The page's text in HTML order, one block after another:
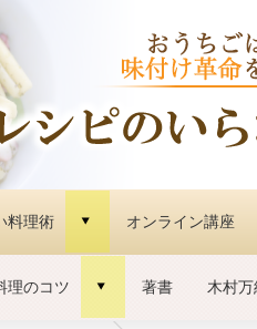
料理術 d オンライン講座
理のコツ d 著書 木村